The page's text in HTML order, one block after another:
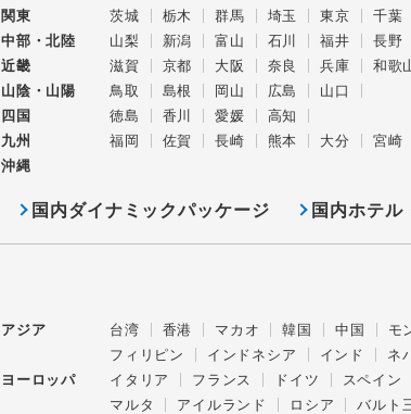
関東
茨城 栃木 群馬 埼玉 東京 千葉
中部・北陸
山梨 新潟 富山 石川 福井 長野
近畿
滋賀 京都 大阪 奈良 兵庫
和歌
山陰・山陽
鳥取 島根 岡山 広島
山口
四国
徳島 香川 愛媛
高知
九州
福岡 佐賀 長崎 熊本 大分 宮崎
沖縄
国内ダイナミックパッケージ 国内ホテル
アジア 台湾 香港 マカオ 韓国 中国 モ
フィリピン
インドネシア インド ネ
ヨーロッパ
イタリア フランス ドイツ スペイン
マルタ
アイルランド ロシア バルト